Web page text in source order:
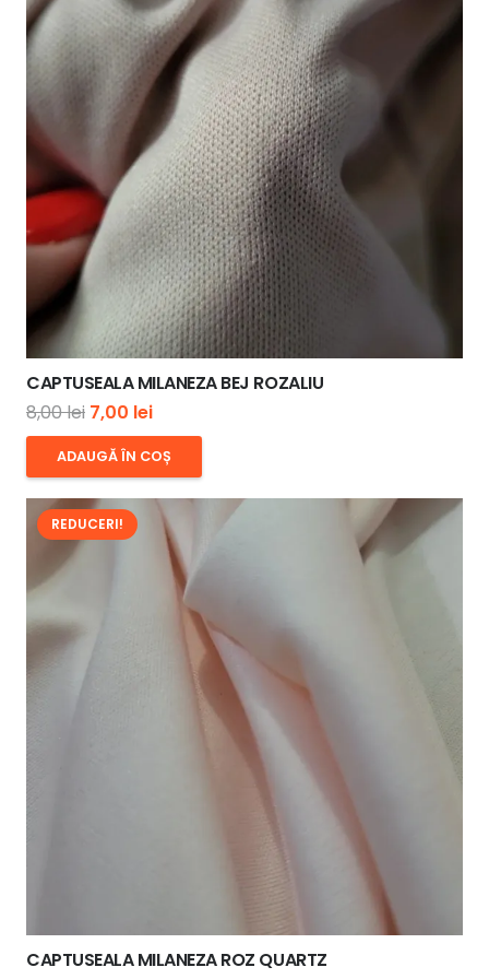
CAPTUSEALA MILANEZA BEJ ROZALIU
8,00lei Prețul
inițial
a
fost:
8,00 lei.
7,00 leiPrețul
curent
este:
7,00 lei.
ADAUGĂ ÎN COȘ
REDUCERI!
CAPTUSEALA MILANEZA ROZ QUARTZ